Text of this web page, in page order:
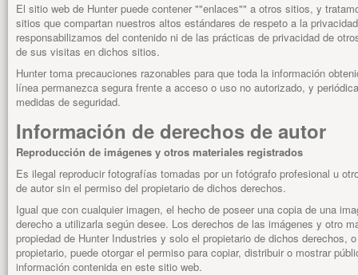
El sitio web de Hunter puede contener ""enlaces"" a otros sitios, y
sitios que compartan nuestros altos estándares de respeto a la
responsabilizamos del contenido ni de las prácticas de privacidad de
de sus visitas en dichos sitios.
Hunter toma precauciones razonables para que toda la información
línea permanezca segura frente a acceso o uso no autorizado, y
medidas de seguridad.
Información de derechos de autor
Reproducción de imágenes y otros materiales registrados
Es ilegal reproducir fotografías tomadas por un fotógrafo profesional u
de autor sin el permiso del propietario de dichos derechos.
Igual que con cualquier imagen, el hecho de poseer una copia de una
derecho a utilizarla según desee. Los derechos de las imágenes y otro
propiedad de Hunter Industries y solo el propietario de dichos derechos,
propietario, puede otorgar el permiso para copiar, distribuir o mostrar
información contenida en este sitio web.